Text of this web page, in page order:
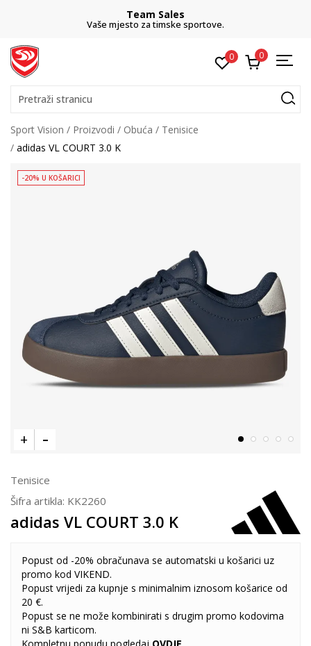
Team Sales
Vaše mjesto za timske sportove.
0 0
Pretraži stranicu
Sport Vision Proizvodi Obuća
Tenisice
adidas VL COURT 3.0 K
-20% U KOŠARICI
Tenisice
Šifra artikla: KK2260
adidas VL COURT 3.0 K
Popust od -20% obračunava se automatski u košarici uz
promo kod VIKEND.
Popust vrijedi za kupnje s minimalnim iznosom košarice od
20 €.
Popust se ne može kombinirati s drugim promo kodovima
ni S&B karticom.